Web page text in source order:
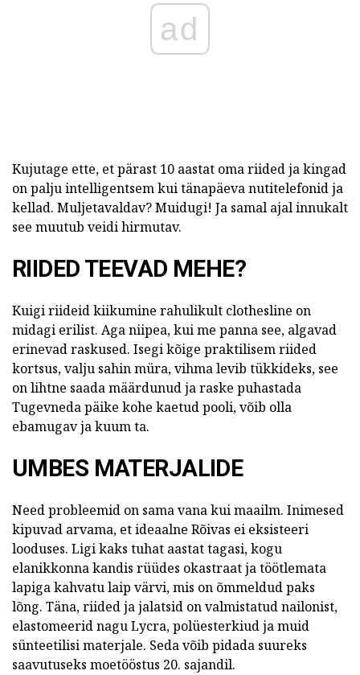
ad
Kujutage ette, et pärast 10 aastat oma riided ja kingad
on palju intelligentsem kui tänapäeva nutitelefonid ja
kellad. Muljetavaldav? Muidugi! Ja samal ajal innukalt
see muutub veidi hirmutav.
RIIDED TEEVAD MEHE?
Kuigi riideid kiikumine rahulikult clothesline on
midagi erilist. Aga niipea, kui me panna see, algavad
erinevad raskused. Isegi kõige praktilisem riided
kortsus, valju sahin müra, vihma levib tükkideks, see
on lihtne saada määrdunud ja raske puhastada
Tugevneda päike kohe kaetud pooli, võib olla
ebamugav ja kuum ta.
UMBES MATERJALIDE
Need probleemid on sama vana kui maailm. Inimesed
kipuvad arvama, et ideaalne Rõivas ei eksisteeri
looduses. Ligi kaks tuhat aastat tagasi, kogu
elanikkonna kandis rüüdes okastraat ja töötlemata
lapiga kahvatu laip värvi, mis on õmmeldud paks
lõng. Täna, riided ja jalatsid on valmistatud nailonist,
elastomeerid nagu Lycra, polüesterkiud ja muid
sünteetilisi materjale. Seda võib pidada suureks
saavutuseks moetööstus 20. sajandil.